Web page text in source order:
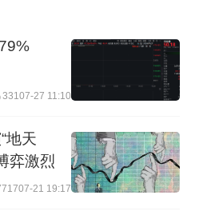
上半年，公司实现营
万元，同比下降
归属于上市公司股东
举报
33107-27 11:10
地天
弈激烈
07-21 19:17